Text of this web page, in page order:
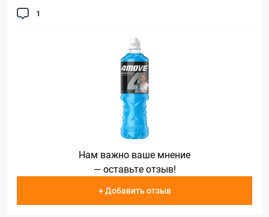
1
Нам важно ваше мнение
— оставьте отзыв!
+ Добавить отзыв